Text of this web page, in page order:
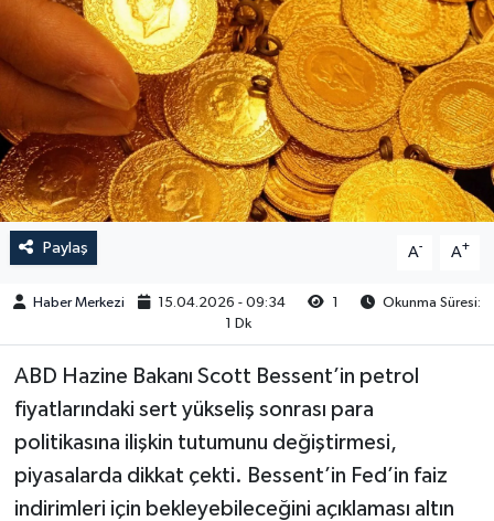
Paylaş A- A+
Haber Merkezi 15.04.2026 - 09:34
Okunma Süresi:
1 Dk
ABD Hazine Bakanı Scott Bessent’in petrol
fiyatlarındaki sert yükseliş sonrası para
politikasına ilişkin tutumunu değiştirmesi,
piyasalarda dikkat çekti. Bessent’in Fed’in faiz
indirimleri için bekleyebileceğini açıklaması altın